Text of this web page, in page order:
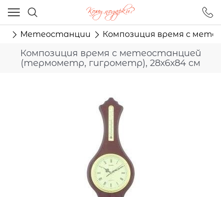
Метеостанции Композиция время с
Композиция время с метеостанцией
(термометр, гигрометр), 28х6х84 см
Ваш город - Москва,
угадали?
ДА НЕТ